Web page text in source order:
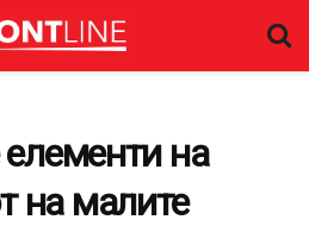
елементи на
на малите